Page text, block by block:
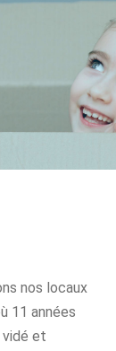
nos locaux
11 années
vidé et